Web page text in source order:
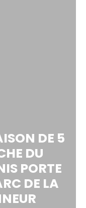
DE 5
DU
PORTE
DE LA